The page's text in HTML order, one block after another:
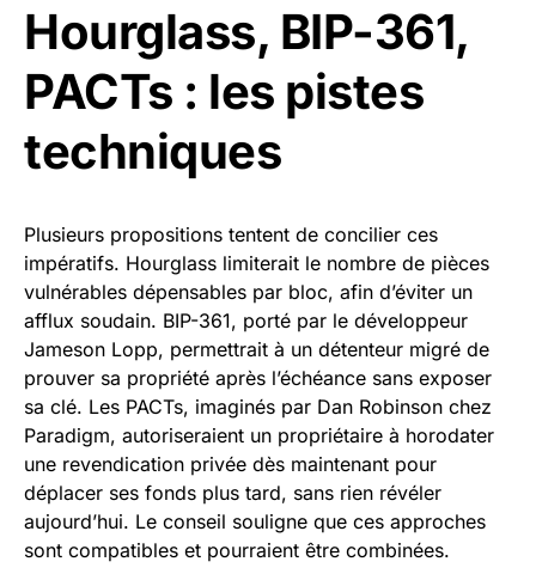
Hourglass, BIP-361,
PACTs : les pistes
techniques
Plusieurs propositions tentent de concilier ces
impératifs. Hourglass limiterait le nombre de pièces
vulnérables dépensables par bloc, afin d’éviter un
afflux soudain. BIP-361, porté par le développeur
Jameson Lopp, permettrait à un détenteur migré de
prouver sa propriété après l’échéance sans exposer
sa clé. Les PACTs, imaginés par Dan Robinson chez
Paradigm, autoriseraient un propriétaire à horodater
une revendication privée dès maintenant pour
déplacer ses fonds plus tard, sans rien révéler
aujourd’hui. Le conseil souligne que ces approches
sont compatibles et pourraient être combinées.